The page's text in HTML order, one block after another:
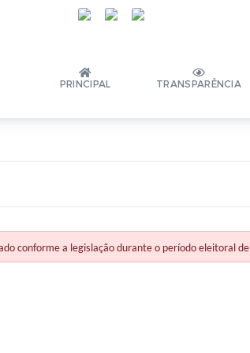
PRINCIPAL TRANSPARÊNCIA
conforme a legislação durante o período eleitoral de